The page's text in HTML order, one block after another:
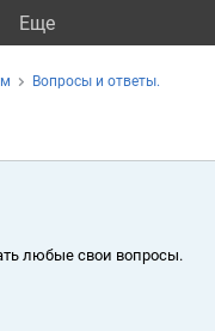
Eще
Вопросы и ответы.
любые свои вопросы.